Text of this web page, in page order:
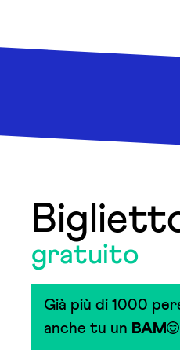
gratuito
Già più di 1000
anche tu un BAM